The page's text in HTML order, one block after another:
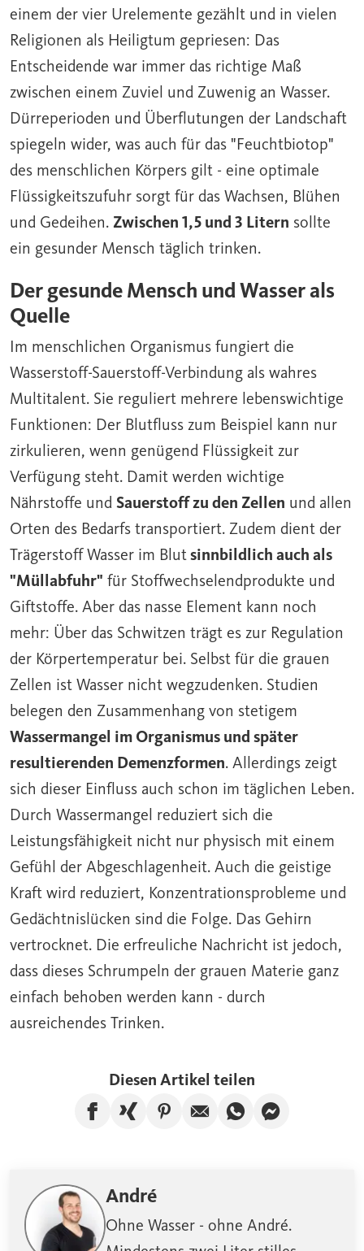
einem der vier Urelemente gezählt und in vielen
Religionen als Heiligtum gepriesen: Das
Entscheidende war immer das richtige Maß
zwischen einem Zuviel und Zuwenig an Wasser.
Dürreperioden und Überflutungen der Landschaft
spiegeln wider, was auch für das "Feuchtbiotop"
des menschlichen Körpers gilt - eine optimale
Flüssigkeitszufuhr sorgt für das Wachsen, Blühen
und Gedeihen. Zwischen 1,5 und 3 Litern sollte
ein gesunder Mensch täglich trinken.
Der gesunde Mensch und Wasser als
Quelle
Im menschlichen Organismus fungiert die
Wasserstoff-Sauerstoff-Verbindung als wahres
Multitalent. Sie reguliert mehrere lebenswichtige
Funktionen: Der Blutfluss zum Beispiel kann nur
zirkulieren, wenn genügend Flüssigkeit zur
Verfügung steht. Damit werden wichtige
Nährstoffe und Sauerstoff zu den Zellen und allen
Orten des Bedarfs transportiert. Zudem dient der
Trägerstoff Wasser im Blutsinnbildlich auch als
"Müllabfuhr" für Stoffwechselendprodukte und
Giftstoffe. Aber das nasse Element kann noch
mehr: Über das Schwitzen trägt es zur Regulation
der Körpertemperatur bei. Selbst für die grauen
Zellen ist Wasser nicht wegzudenken. Studien
belegen den Zusammenhang von stetigem
Wassermangel im Organismus und später
resultierenden Demenzformen. Allerdings zeigt
sich dieser Einfluss auch schon im täglichen Leben.
Durch Wassermangel reduziert sich die
Leistungsfähigkeit nicht nur physisch mit einem
Gefühl der Abgeschlagenheit. Auch die geistige
Kraft wird reduziert, Konzentrationsprobleme und
Gedächtnislücken sind die Folge. Das Gehirn
vertrocknet. Die erfreuliche Nachricht ist jedoch,
dass dieses Schrumpeln der grauen Materie ganz
einfach behoben werden kann - durch
ausreichendes Trinken.
Diesen Artikel teilen
Artikel auf Facebook teilen
Artikel auf Xing teilen
Artikel auf Pinterest
Artikel per E-Mail
Artikel über
Artikel
André
Ohne Wasser - ohne André.